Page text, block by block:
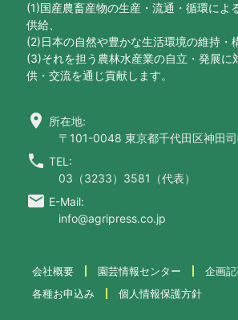
(1)国産農畜産物の生産・流通・循環によ
供給、
(2)日本の自然や豊かな生活環境の維持・
(3)それを担う農林水産業の自立・発展に
供・交流を通じ貢献します。
location_on 所在地:
〒101-0048 東京都千代田区神田
call TEL:
03（3233）3581（代表）
email E-Mail:
info@agripress.co.jp
会社概要 園芸情報センター
企画
各種お申込み
個人情報保護方針